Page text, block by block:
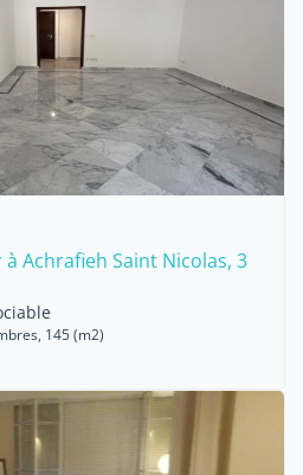
Achrafieh Saint Nicolas, 3
145 (m2)